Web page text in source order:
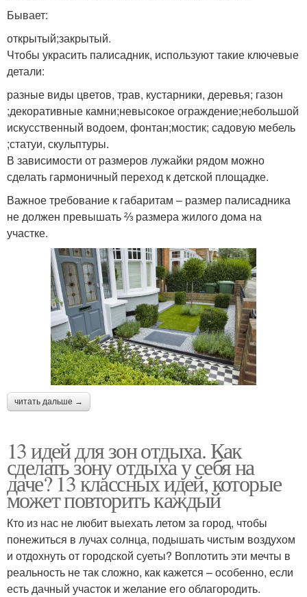
Бывает:
открытый;закрытый.
Чтобы украсить палисадник, используют такие ключевые
детали:
разные виды цветов, трав, кустарники, деревья; газон
;декоративные камни;невысокое ограждение;небольшой
искусственный водоем, фонтан;мостик; садовую мебель
;статуи, скульптуры.
В зависимости от размеров лужайки рядом можно
сделать гармоничный переход к детской площадке.
Важное требование к габаритам ‒ размер палисадника
не должен превышать ⅔ размера жилого дома на
участке.
читать дальше →
13 идей для зон отдыха. Как
сделать зону отдыха у себя на
даче? 13 классных идей, которые
может повторить каждый
Кто из нас не любит выехать летом за город, чтобы
понежиться в лучах солнца, подышать чистым воздухом
и отдохнуть от городской суеты? Воплотить эти мечты в
реальность не так сложно, как кажется – особенно, если
есть дачный участок и желание его облагородить.